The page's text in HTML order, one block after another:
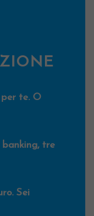
per te. O
banking, tre
Sei